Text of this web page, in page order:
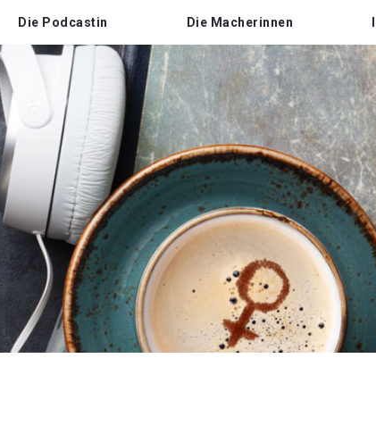
Die Podcastin Die Macherinnen